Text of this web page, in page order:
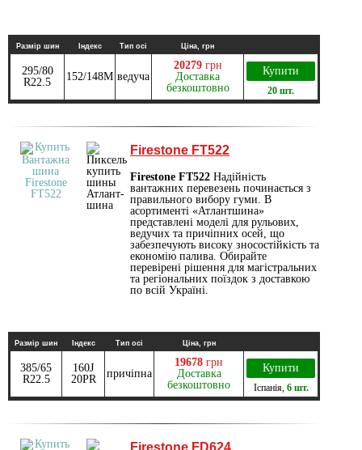
Размір шин Індекс Тип осі Ціна, грн
295/80
R22.5
152/148M ведуча
20279 грн
Доставка
безкоштовно
Купити
20 шт.
Firestone FT522
Firestone FT522 Надійність
вантажних перевезень починається з
правильного вибору гуми. В
асортименті «Атлантшина»
представлені моделі для рульових,
ведучих та причіпних осей, що
забезпечують високу зносостійкість та
економію палива. Обирайте
перевірені рішення для магістральних
та регіональних поїздок з доставкою
по всій Україні.
Размір шин Індекс Тип осі Ціна, грн
385/65
R22.5
160J
20PR
причіпна
19678 грн
Доставка
безкоштовно
Купити
Іспанія, 6 шт.
Firestone FD624